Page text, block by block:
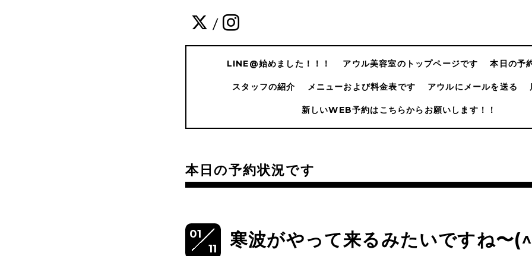
/
LINE@始めました！！！ アウル美容室のトップページです 本日の予
スタッフの紹介 メニューおよび料金表です アウルにメールを送る
新しいWEB予約はこちらからお願いします！！
本日の予約状況です
01
11
寒波がやって来るみたいですね〜